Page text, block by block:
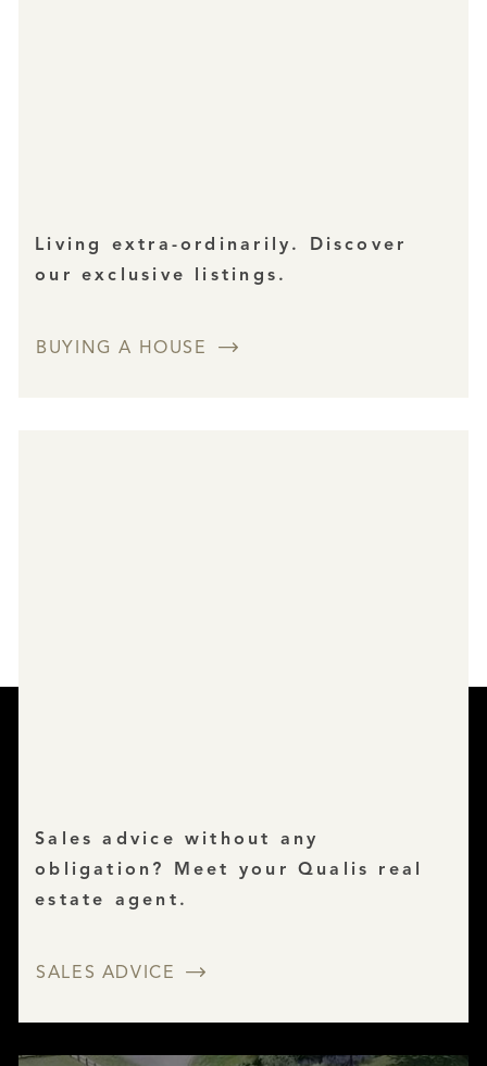
Living extra-ordinarily. Discover
our exclusive listings.
BUYING A HOUSE
Sales advice without any
obligation? Meet your Qualis real
estate agent.
SALES ADVICE